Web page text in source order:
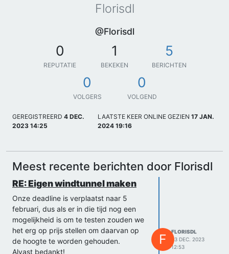
Florisdl
@Florisdl
0
REPUTATIE
1
BEKEKEN
5
BERICHTEN
0
VOLGERS
0
VOLGEND
GEREGISTREERD 4 DEC.
2023 14:25
LAATSTE KEER ONLINE GEZIEN 17 JAN.
2024 19:16
Meest recente berichten door Florisdl
RE: Eigen windtunnel maken
Onze deadline is verplaatst naar 5
februari, dus als er in die tijd nog een
mogelijkheid is om te testen zouden we
het erg op prijs stellen om daarvan op
de hoogte te worden gehouden.
Alvast bedankt!
F
FLORISDL
23 DEC. 2023
12:53